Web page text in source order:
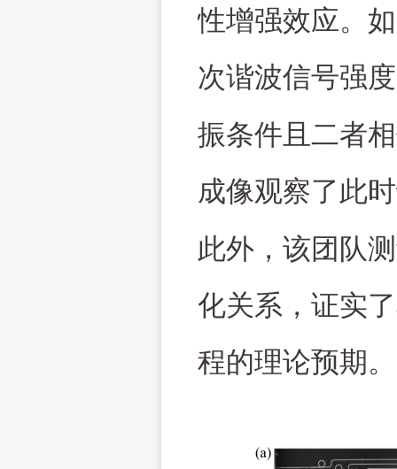
性增强效应。
次谐波信号强
振条件且二者
成像观察了此
此外，该团队
化关系，证实
程的理论预期。